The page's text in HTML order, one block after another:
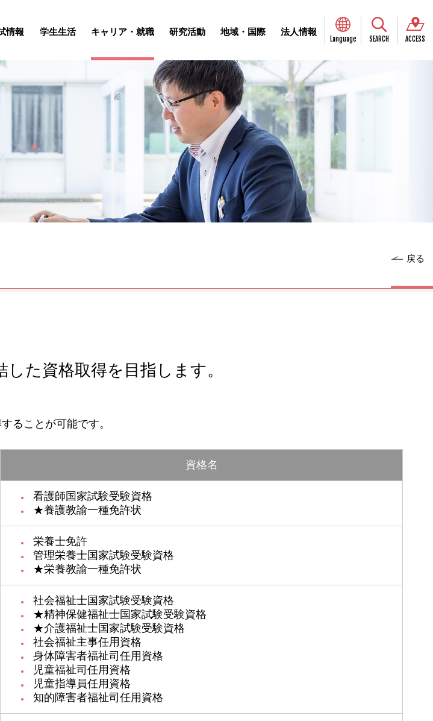
情報 学生生活 キャリア・就職 研究活動 地域・国際 法人情報
Language SEARCH ACCESS
戻る
た資格取得を目指します。
ることが可能です。
資格名
看護師国家試験受験資格
★養護教諭一種免許状
栄養士免許
管理栄養士国家試験受験資格
★栄養教諭一種免許状
社会福祉士国家試験受験資格
★精神保健福祉士国家試験受験資格
★介護福祉士国家試験受験資格
社会福祉主事任用資格
身体障害者福祉司任用資格
児童福祉司任用資格
児童指導員任用資格
知的障害者福祉司任用資格